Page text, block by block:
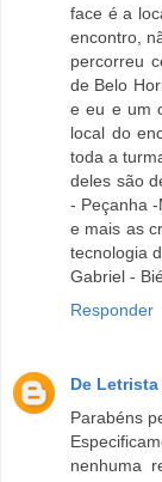
face é a
encontro,
percorreu
de Belo
e eu e um
local do
toda a
deles são
- Peçanha
e mais as
tecnologia
Gabriel -
Responder
De Letrista
Parabéns
nenhuma